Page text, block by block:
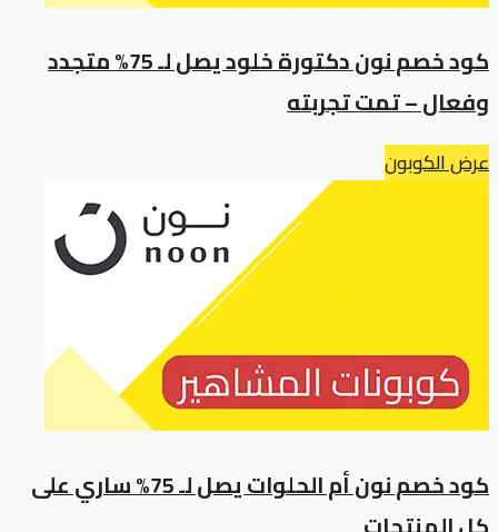
كود خصم نون دكتورة خلود يصل لـ 75% متجدد
وفعال – تمت تجربته
عرض الكوبون
كود خصم نون أم الحلوات يصل لـ 75% ساري على